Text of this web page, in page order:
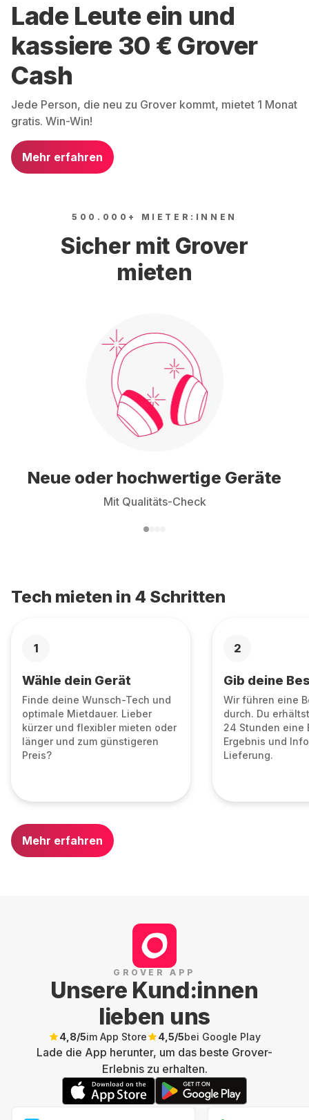
Lade Leute ein und
kassiere 30 € Grover
Cash
Jede Person, die neu zu Grover kommt, mietet 1 Monat
gratis. Win-Win!
Mehr erfahren
500.000+ MIETER:INNEN
Sicher mit Grover
mieten
Neue oder hochwertige Geräte
Mit Qualitäts-Check
Tech mieten in 4 Schritten
1
Wähle dein Gerät
Finde deine Wunsch-Tech und
optimale Mietdauer. Lieber
kürzer und flexibler mieten oder
länger und zum günstigeren
Preis?
2
Gib deine
Wir führen eine
durch. Du
24 Stunden eine
Ergebnis und
Lieferung.
Mehr erfahren
GROVER APP
Unsere Kund:innen
lieben uns
4,8/5im App Store 4,5/5bei Google Play
Lade die App herunter, um das beste Grover-
Erlebnis zu erhalten.